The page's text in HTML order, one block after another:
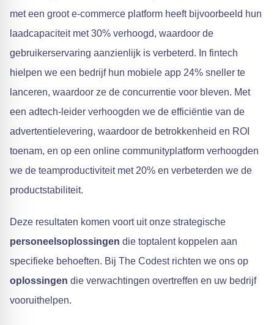
met een groot e-commerce platform heeft bijvoorbeeld hun
laadcapaciteit met 30% verhoogd, waardoor de
gebruikerservaring aanzienlijk is verbeterd. In fintech
hielpen we een bedrijf hun mobiele app 24% sneller te
lanceren, waardoor ze de concurrentie voor bleven. Met
een adtech-leider verhoogden we de efficiëntie van de
advertentielevering, waardoor de betrokkenheid en ROI
toenam, en op een online communityplatform verhoogden
we de teamproductiviteit met 20% en verbeterden we de
productstabiliteit.
Deze resultaten komen voort uit onze strategische
personeelsoplossingen die toptalent koppelen aan
specifieke behoeften. Bij The Codest richten we ons op
oplossingen die verwachtingen overtreffen en uw bedrijf
vooruithelpen.